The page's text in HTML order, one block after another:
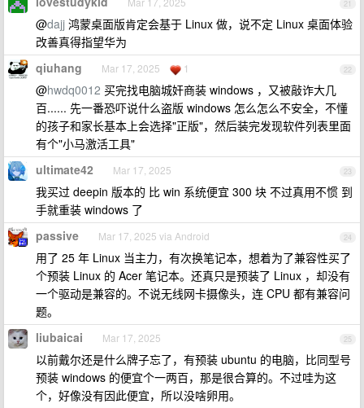
21
@dajj 鸿蒙桌面版肯定会基于 Linux 做，说不定 Linux 桌面体验
改善真得指望华为
22
qiuhang Mar 17, 2025 1
@hwdq0012 买完找电脑城奸商装 windows ，又被敲诈大几
百...... 先一番恐吓说什么盗版 windows 怎么怎么不安全，不懂
的孩子和家长基本上会选择"正版"，然后装完发现软件列表里面
有个"小马激活工具"
23
ultimate42 Mar 17, 2025
我买过 deepin 版本的 比 win 系统便宜 300 块 不过真用不惯 到
手就重装 windows 了
24
passive Mar 17, 2025 via Android
用了 25 年 Linux 当主力，有次换笔记本，想着为了兼容性买了
个预装 Linux 的 Acer 笔记本。还真只是预装了 Linux ，却没有
一个驱动是兼容的。不说无线网卡摄像头，连 CPU 都有兼容问
题。
25
liubaicai Mar 17, 2025
以前戴尔还是什么牌子忘了，有预装 ubuntu 的电脑，比同型号
预装 windows 的便宜个一两百，那是很合算的。不过哇为这
个，好像没有因此便宜，所以没啥卵用。